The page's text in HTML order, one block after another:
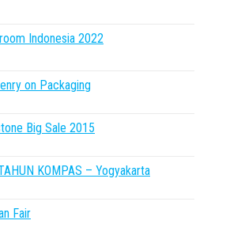
Indonesia 2022
on Packaging
Big Sale 2015
KOMPAS – Yogyakarta
Fair